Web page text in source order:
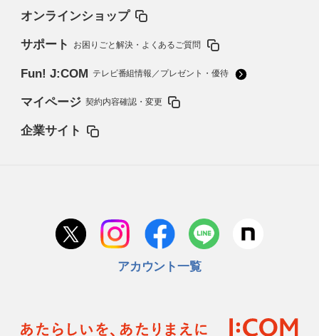
オンラインショップ
サポート お困りごと解決・よくあるご質問
Fun! J:COM テレビ番組情報／プレゼント・優待
マイページ 契約内容確認・変更
企業サイト
アカウント一覧